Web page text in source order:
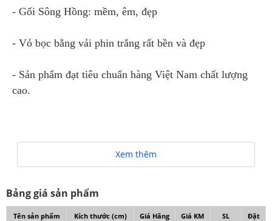
- Gối Sông Hồng: mềm, êm, đẹp
- Vỏ bọc bằng vải phin trắng rất bền và đẹp
- Sản phẩm đạt tiêu chuẩn hàng Việt Nam chất lượng
cao.
Xem thêm
Bảng giá sản phẩm
Tên sản phẩm Kích thước (cm) Giá Hãng Giá KM SL Đặt